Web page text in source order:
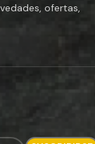
ofertas,